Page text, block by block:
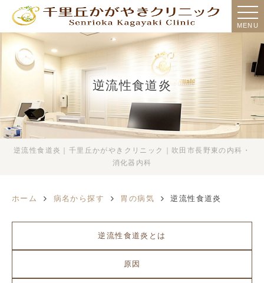
MENU
逆流性食道炎
逆流性食道炎｜千里丘かがやきクリニック｜吹田市長野東の内科・
消化器内科
ホーム 病名から探す 胃の病気 逆流性食道炎
逆流性食道炎とは
原因